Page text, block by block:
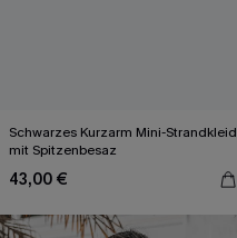
Schwarzes Kurzarm Mini-Strandkleid
mit Spitzenbesaz
43,00 €